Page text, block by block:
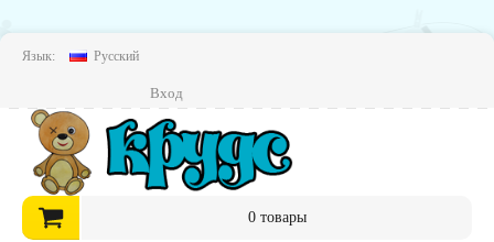
Язык: Русский
Вход
0товары